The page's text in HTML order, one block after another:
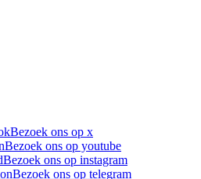
Bezoek ons op x
Bezoek ons op youtube
Bezoek ons op instagram
Bezoek ons op telegram